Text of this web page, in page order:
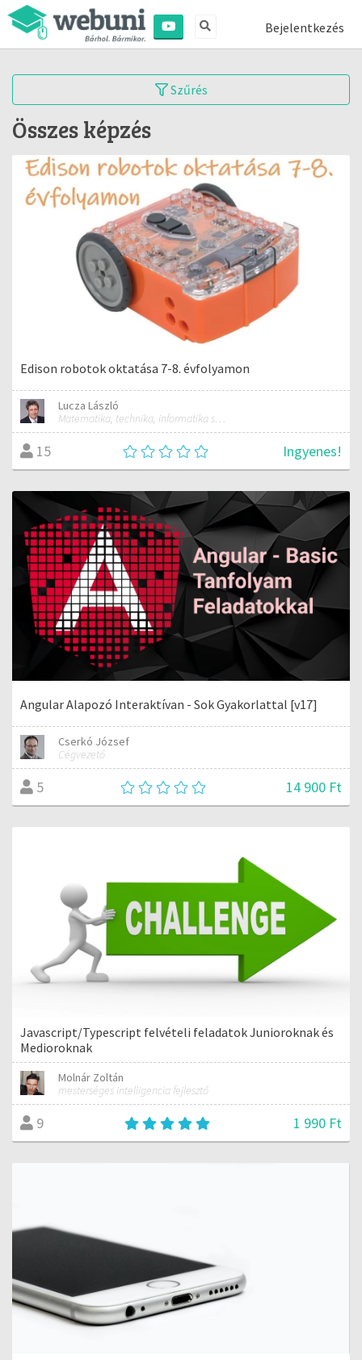
Bejelentkezés
Szűrés
Összes képzés
Edison robotok oktatása 7-8. évfolyamon
Lucza László
Matematika, technika, informatika szakos általános iskolai tanár; mentorpedagógus, mestertanár
15 Ingyenes!
Angular Alapozó Interaktívan - Sok Gyakorlattal [v17]
Cserkó József
Cégvezető
5 14 900 Ft
Javascript/Typescript felvételi feladatok Junioroknak és
Medioroknak
Molnár Zoltán
mesterséges intelligencia fejlesztő
9 1 990 Ft